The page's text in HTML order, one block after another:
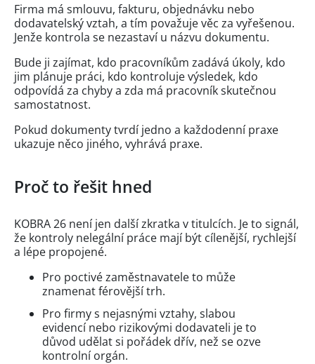
Firma má smlouvu, fakturu, objednávku nebo
dodavatelský vztah, a tím považuje věc za vyřešenou.
Jenže kontrola se nezastaví u názvu dokumentu.
Bude ji zajímat, kdo pracovníkům zadává úkoly, kdo
jim plánuje práci, kdo kontroluje výsledek, kdo
odpovídá za chyby a zda má pracovník skutečnou
samostatnost.
Pokud dokumenty tvrdí jedno a každodenní praxe
ukazuje něco jiného, vyhrává praxe.
Proč to řešit hned
KOBRA 26 není jen další zkratka v titulcích. Je to signál,
že kontroly nelegální práce mají být cílenější, rychlejší
a lépe propojené.
Pro poctivé zaměstnavatele to může
znamenat férovější trh.
Pro firmy s nejasnými vztahy, slabou
evidencí nebo rizikovými dodavateli je to
důvod udělat si pořádek dřív, než se ozve
kontrolní orgán.